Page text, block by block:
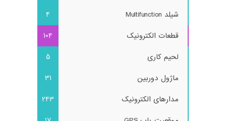
شیلد Multifunction
4
قطعات الکترونیک
104
لحیم کاری
5
ماژول دوربین
31
مدارهای الکترونیک
243